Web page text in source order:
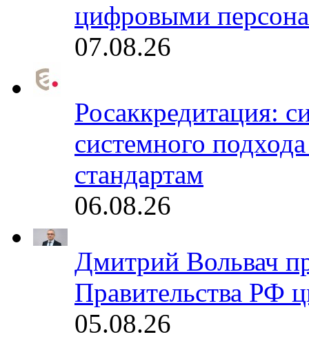
цифровыми
07.08.26
Росаккредитация:
системного
стандартам
06.08.26
Дмитрий Вольвач
Правительства РФ
05.08.26